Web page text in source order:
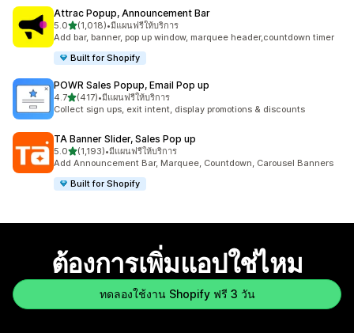
Attrac Popup, Announcement Bar
5.0เต็ม 5 ดาว
(1,018)
ทั้งหมด 1018 รีวิว
•มีแผนฟรีให้บริการ
Add bar, banner, pop up window, marquee header,countdown timer
Built for Shopify
POWR Sales Popup, Email Pop up
4.7เต็ม 5 ดาว
(417)
ทั้งหมด 417 รีวิว
•มีแผนฟรีให้บริการ
Collect sign ups, exit intent, display promotions & discounts
TA Banner Slider, Sales Pop up
5.0เต็ม 5 ดาว
(1,193)
ทั้งหมด 1193 รีวิว
•มีแผนฟรีให้บริการ
Add Announcement Bar, Marquee, Countdown, Carousel Banners
Built for Shopify
ต้องการเพิ่มแอปใช่ไหม
ทดลองใช้งาน Shopify ฟรี 3 วัน